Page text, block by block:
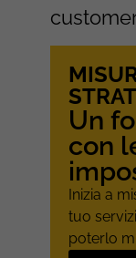
Un
con
Inizia a
tuo
poterlo